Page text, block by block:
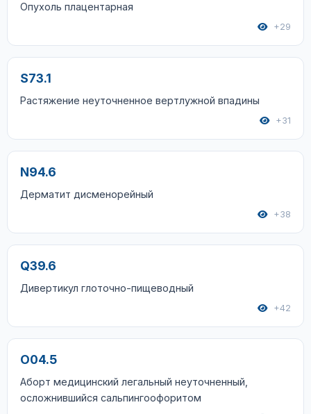
Опухоль плацентарная
+29
S73.1
Растяжение неуточненное вертлужной впадины
+31
N94.6
Дерматит дисменорейный
+38
Q39.6
Дивертикул глоточно-пищеводный
+42
O04.5
Аборт медицинский легальный неуточненный,
осложнившийся сальпингоофоритом